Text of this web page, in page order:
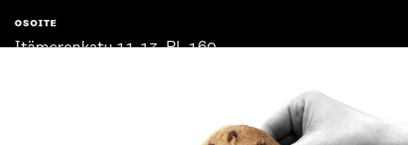
OSOITE
Itämerenkatu 11-13, PL 160,